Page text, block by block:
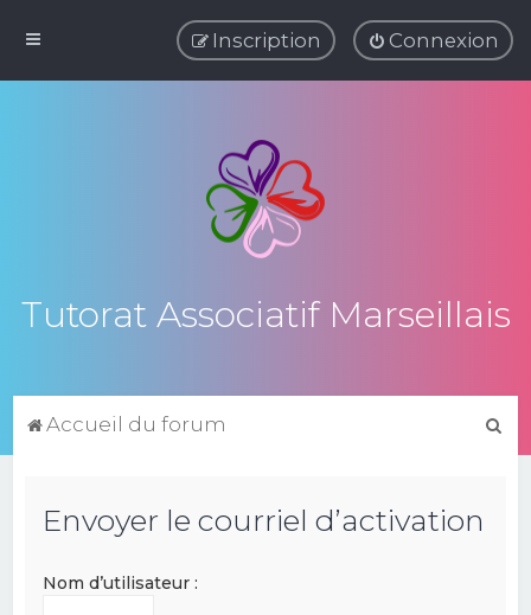
Connexion
Inscription
Tutorat Associatif Marseillais
Accueil du forum
Envoyer le courriel d’activation
Nom d’utilisateur :